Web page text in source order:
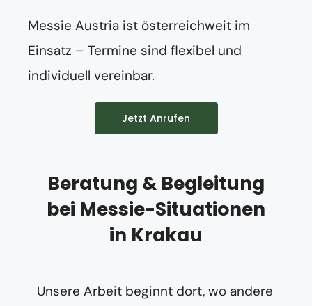
Messie Austria ist österreichweit im
Einsatz – Termine sind flexibel und
individuell vereinbar.
Jetzt Anrufen
Beratung & Begleitung
bei Messie-Situationen
in Krakau
Unsere Arbeit beginnt dort, wo andere